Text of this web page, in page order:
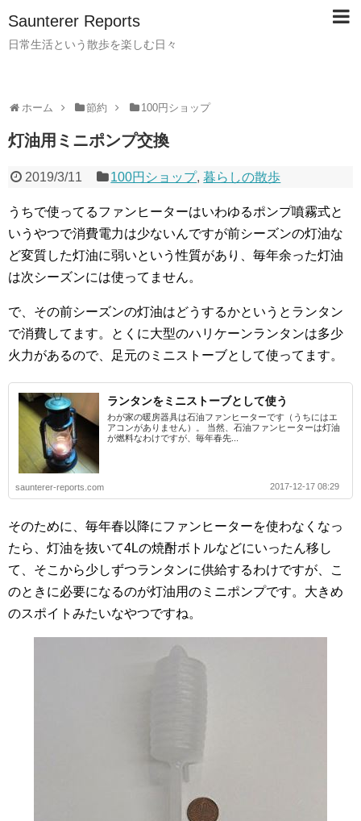
Saunterer Reports
日常生活という散歩を楽しむ日々
ホーム 節約 100円ショップ
灯油用ミニポンプ交換
2019/3/11 100円ショップ,暮らしの散歩
うちで使ってるファンヒーターはいわゆるポンプ噴霧式と
いうやつで消費電力は少ないんですが前シーズンの灯油な
ど変質した灯油に弱いという性質があり、毎年余った灯油
は次シーズンには使ってません。
で、その前シーズンの灯油はどうするかというとランタン
で消費してます。とくに大型のハリケーンランタンは多少
火力があるので、足元のミニストーブとして使ってます。
ランタンをミニストーブとして使う
わが家の暖房器具は石油ファンヒーターです（うちにはエ
アコンがありません）。 当然、石油ファンヒーターは灯油
が燃料なわけですが、毎年春先...
saunterer-reports.com 2017-12-17 08:29
そのために、毎年春以降にファンヒーターを使わなくなっ
たら、灯油を抜いて4Lの焼酎ボトルなどにいったん移し
て、そこから少しずつランタンに供給するわけですが、こ
のときに必要になるのが灯油用のミニポンプです。大きめ
のスポイトみたいなやつですね。